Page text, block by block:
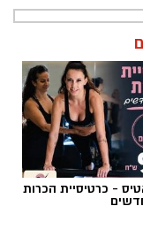
- כרטיסיית הכרות